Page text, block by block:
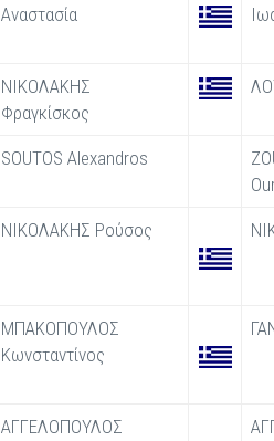
Αναστασία
ΝΙΚΟΛΑΚΗΣ
Φραγκίσκος
SOUTOS Alexandros
ΝΙΚΟΛΑΚΗΣ Ρούσος
ΜΠΑΚΟΠΟΥΛΟΣ
Κωνσταντίνος
ΑΓΓΕΛΟΠΟΥΛΟΣ